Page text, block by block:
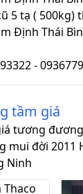
5 tạ ( 500kg)
Định Thái
-
tầm giá
tương
mui đời 2011
Ninh